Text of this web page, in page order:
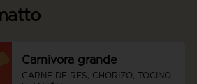
Carnivora grande
CARNE DE RES, CHORIZO, TOCINO